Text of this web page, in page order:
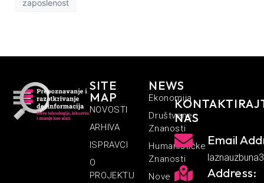
zaposlenost
SITE
MAP
NOVOSTI
ARHIVA
ISPRAVCI
O
PROJEKTU
NEWS
Ekonomija
Društvene
Znanosti
Humanističke
Znanosti
Nove
NAS
Email
Address: